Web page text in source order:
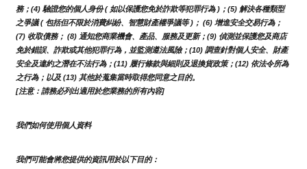
務；(4) 驗證您的個人身份 ( 如以保護您免於詐欺等犯罪行為 )；(5) 解決各種類型
之爭議 ( 包括但不限於消費糾紛、智慧財產權爭議等 )； (6) 增進安全交易行為；
(7) 收取債務； (8) 通知您商業機會、產品、服務及更新；(9) 偵測並保護您及商店
免於錯誤、詐欺或其他犯罪行為，並監測遵法風險；(10) 調查針對個人安全、財產
安全及違約之潛在不法行為；(11) 履行條款與細則及退換貨政策；(12) 依法令所為
之行為；以及 (13) 其他於蒐集當時取得您同意之目的。
[注意：請務必列出適用於您業務的所有內容]
我們如何使用個人資料
我們可能會將您提供的資訊用於以下目的：